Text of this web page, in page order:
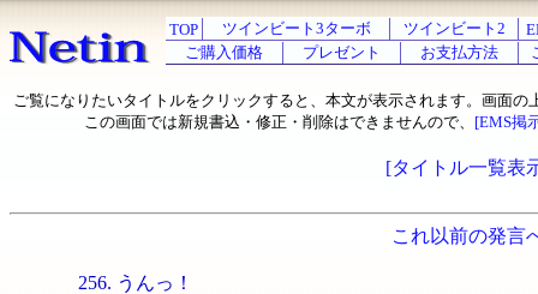
TOP ツインビート3ターボ ツインビート2
ご購入価格
プレゼント お支払方法
ご覧になりたいタイトルをクリックすると、本文が表示されます。画面の
この画面では新規書込・修正・削除はできませんので、 [EMS掲
[タイトル一覧表
これ以前の発言
256. うんっ！